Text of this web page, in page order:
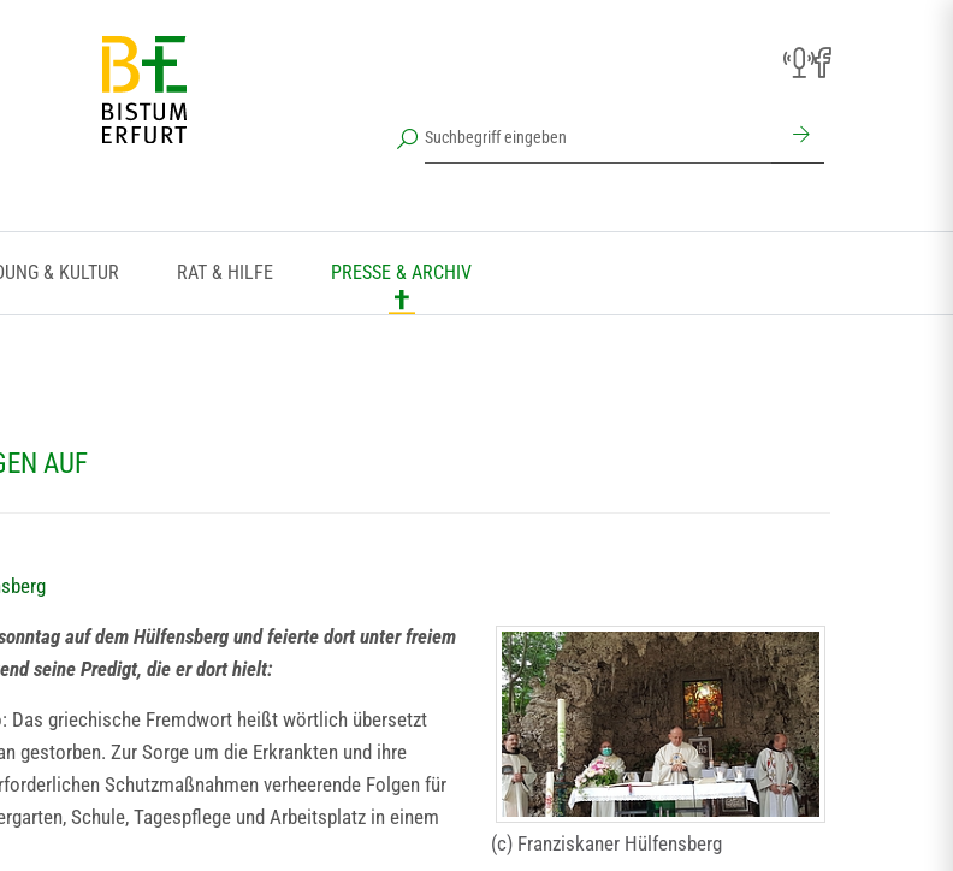
& KULTUR RAT & HILFE PRESSE & ARCHIV
AUF
(c) Franziskaner Hülfensberg
auf dem Hülfensberg und feierte dort unter freiem
seine Predigt, die er dort hielt:
Das griechische Fremdwort heißt wörtlich übersetzt
gestorben. Zur Sorge um die Erkrankten und ihre
Schutzmaßnahmen verheerende Folgen für
Schule, Tagespflege und Arbeitsplatz in einem